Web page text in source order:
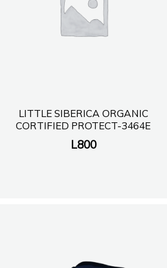
LITTLE SIBERICA ORGANIC
CORTIFIED PROTECT-3464E
L800